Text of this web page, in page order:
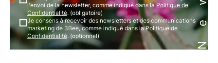
l'envoi de la newsletter, comme indiqué dans laPolitique de
Confidentialité. (obligatoire)
Je consens à recevoir des newsletters et des communications
marketing de 3Bee, comme indiqué dans laPolitique de
Confidentialité. (optionnel)